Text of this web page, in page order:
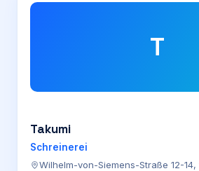
T
Takumi
Schreinerei
Wilhelm-von-Siemens-Straße 12-14,